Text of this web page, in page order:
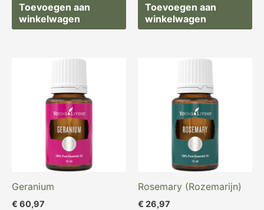
Toevoegen aan
winkelwagen
Toevoegen aan
winkelwagen
Geranium
€ 60,97
Rosemary (Rozemarijn)
€ 26,97